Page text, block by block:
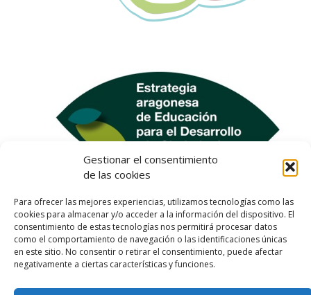
Gestionar el consentimiento
de las cookies
Para ofrecer las mejores experiencias, utilizamos tecnologías como las
cookies para almacenar y/o acceder a la información del dispositivo. El
consentimiento de estas tecnologías nos permitirá procesar datos
como el comportamiento de navegación o las identificaciones únicas
en este sitio. No consentir o retirar el consentimiento, puede afectar
negativamente a ciertas características y funciones.